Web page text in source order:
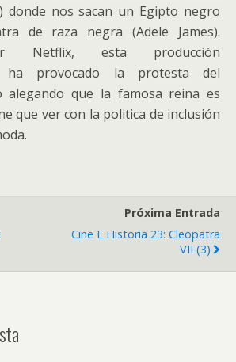
donde nos sacan un Egipto negro
de raza negra (Adele James).
Netflix, esta producción
ha provocado la protesta del
alegando que la famosa reina es
que ver con la politica de inclusión
Próxima Entrada
Cine E Historia 23: Cleopatra
VII (3)